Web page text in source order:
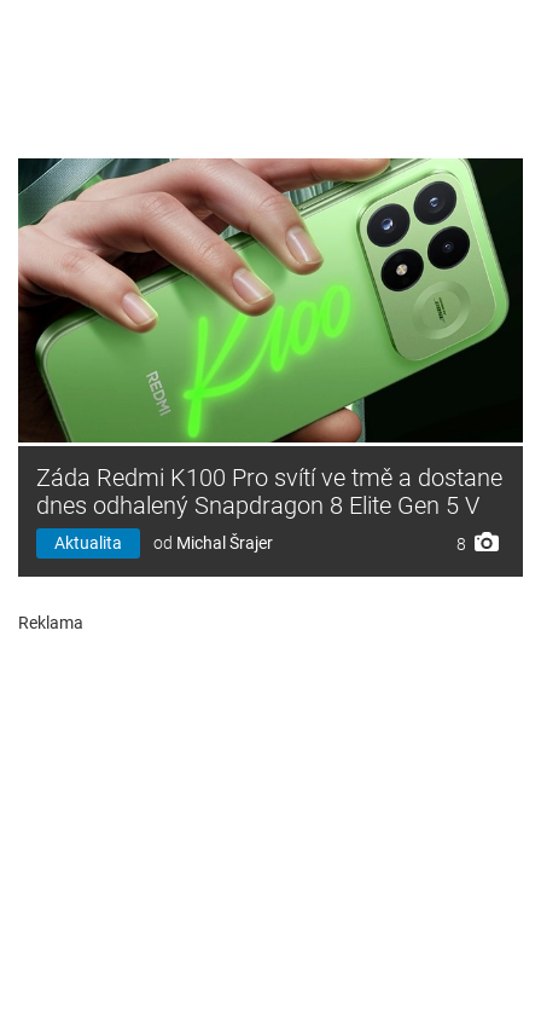
Záda Redmi K100 Pro svítí ve tmě a dostane
dnes odhalený Snapdragon 8 Elite Gen 5 V
Aktualita od Michal Šrajer 8
Reklama